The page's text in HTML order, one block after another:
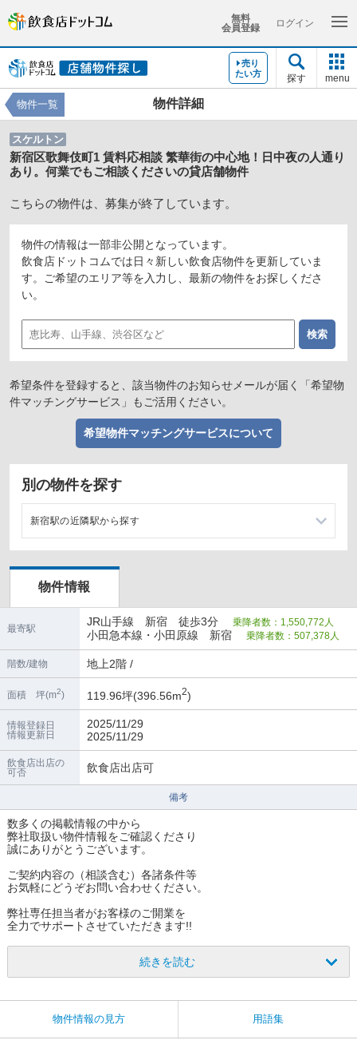
無料
会員登録
ログイン
売り
たい方
探す menu
物件詳細
物件一覧
スケルトン
新宿区歌舞伎町1 賃料応相談 繁華街の中心地！日中夜の人通り
あり。何業でもご相談くださいの貸店舗物件
こちらの物件は、募集が終了しています。
物件の情報は一部非公開となっています。
飲食店ドットコムでは日々新しい飲食店物件を更新していま
す。ご希望のエリア等を入力し、最新の物件をお探しくださ
い。
希望条件を登録すると、該当物件のお知らせメールが届く「希望物
件マッチングサービス」もご活用ください。
希望物件マッチングサービスについて
別の物件を探す
新宿駅の近隣駅から探す
新大久保駅の店舗物件・貸店舗・テナント一覧
池袋駅の店舗物件・貸店舗・テナント一覧
渋谷駅の店舗物件・貸店舗・テナント一覧
物件情報
最寄駅
JR山手線 新宿 徒歩3分 乗降者数：1,550,772人
小田急本線・小田原線 新宿 乗降者数：507,378人
階数/建物 地上2階 /
面積 坪(m2) 119.96坪(396.56m2)
情報登録日
情報更新日
2025/11/29
2025/11/29
飲食店出店の
可否
飲食店出店可
備考
数多くの掲載情報の中から
弊社取扱い物件情報をご確認くださり
誠にありがとうございます。
ご契約内容の（相談含む）各諸条件等
お気軽にどうぞお問い合わせください。
弊社専任担当者がお客様のご開業を
全力でサポートさせていただきます!!
続きを読む
物件情報の見方 用語集